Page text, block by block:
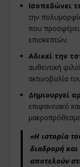
Ισοπεδώνει
την
που προσφέρει
επισκεπτών.
Αδικεί την
αυθεντική
ακτινοβολία
Δημιουργεί
επιφανειακό
«Η ιστορία
διαδρομή
αποτελούν